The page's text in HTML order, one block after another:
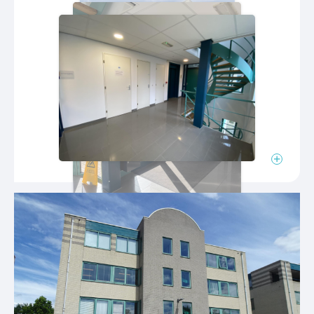
– vluchtweg aanduiding
– brandveiligheidsvoorzieningen
– buitenterrein
– beklinkerd terrein
– groene heggen
– vrij parkeren
Energielabel
Energielabel A
Geldig tot 18 november 2030
Voldoende parkeergelegenheid rondom het pand,
waarvan aan de voorzijde parkeren bestemd is
voor bezoekers.
Bestemming
Het object van binnen het vigerende
bestemmingplan Brabantse Poort en betreft
kantoren en/of bedrijfsdoeleinden. De gronden
zijn bestemd voor de oprichting van bebouwing